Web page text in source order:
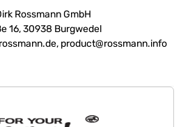
Rossmann GmbH
16, 30938 Burgwedel
product@rossmann.info